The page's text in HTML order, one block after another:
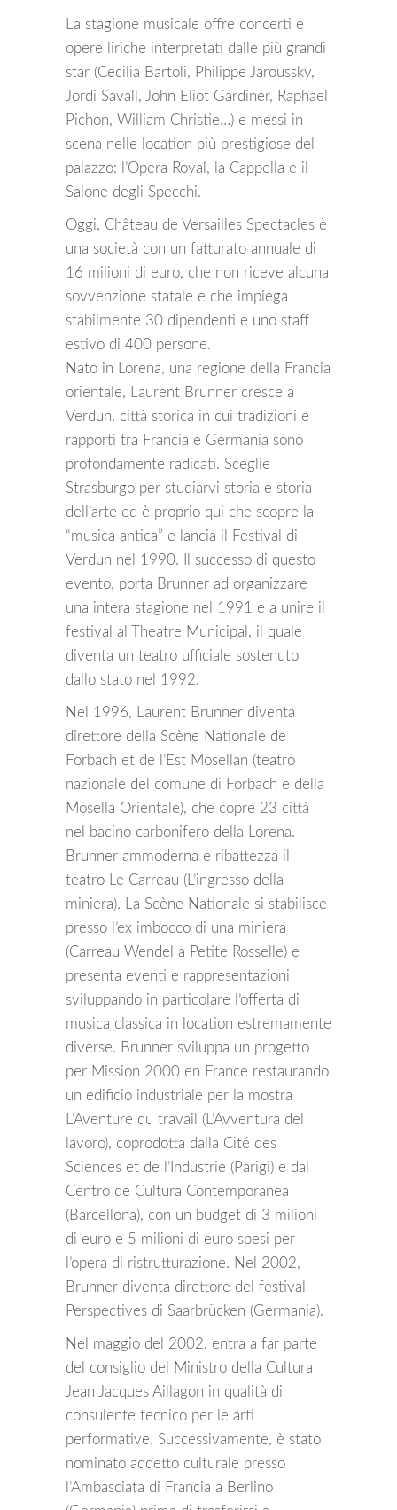
La stagione musicale offre concerti e
opere liriche interpretati dalle più grandi
star (Cecilia Bartoli, Philippe Jaroussky,
Jordi Savall, John Eliot Gardiner, Raphael
Pichon, William Christie…) e messi in
scena nelle location più prestigiose del
palazzo: l’Opera Royal, la Cappella e il
Salone degli Specchi.
Oggi, Château de Versailles Spectacles è
una società con un fatturato annuale di
16 milioni di euro, che non riceve alcuna
sovvenzione statale e che impiega
stabilmente 30 dipendenti e uno staff
estivo di 400 persone.
Nato in Lorena, una regione della Francia
orientale, Laurent Brunner cresce a
Verdun, città storica in cui tradizioni e
rapporti tra Francia e Germania sono
profondamente radicati. Sceglie
Strasburgo per studiarvi storia e storia
dell’arte ed è proprio qui che scopre la
“musica antica” e lancia il Festival di
Verdun nel 1990. Il successo di questo
evento, porta Brunner ad organizzare
una intera stagione nel 1991 e a unire il
festival al Theatre Municipal, il quale
diventa un teatro ufficiale sostenuto
dallo stato nel 1992.
Nel 1996, Laurent Brunner diventa
direttore della Scène Nationale de
Forbach et de l’Est Mosellan (teatro
nazionale del comune di Forbach e della
Mosella Orientale), che copre 23 città
nel bacino carbonifero della Lorena.
Brunner ammoderna e ribattezza il
teatro Le Carreau (L’ingresso della
miniera). La Scène Nationale si stabilisce
presso l’ex imbocco di una miniera
(Carreau Wendel a Petite Rosselle) e
presenta eventi e rappresentazioni
sviluppando in particolare l’offerta di
musica classica in location estremamente
diverse. Brunner sviluppa un progetto
per Mission 2000 en France restaurando
un edificio industriale per la mostra
L’Aventure du travail (L’Avventura del
lavoro), coprodotta dalla Cité des
Sciences et de l’Industrie (Parigi) e dal
Centro de Cultura Contemporanea
(Barcellona), con un budget di 3 milioni
di euro e 5 milioni di euro spesi per
l’opera di ristrutturazione. Nel 2002,
Brunner diventa direttore del festival
Perspectives di Saarbrücken (Germania).
Nel maggio del 2002, entra a far parte
del consiglio del Ministro della Cultura
Jean Jacques Aillagon in qualità di
consulente tecnico per le arti
performative. Successivamente, è stato
nominato addetto culturale presso
l’Ambasciata di Francia a Berlino